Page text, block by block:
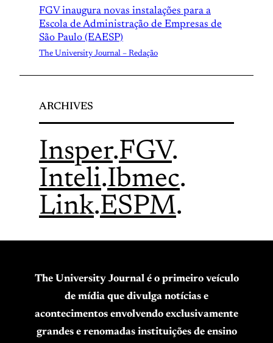
FGV inaugura novas instalações para a
Escola de Administração de Empresas de
São Paulo (EAESP)
The University Journal – Redação
ARCHIVES
Insper.FGV.
Inteli.Ibmec.
Link.ESPM.
The University Journal é o primeiro veículo
de mídia que divulga notícias e
acontecimentos envolvendo exclusivamente
grandes e renomadas instituições de ensino